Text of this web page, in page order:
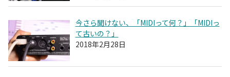
今さら聞けない、「MIDIって何？」「MIDIっ
て古いの？」
2018年2月28日